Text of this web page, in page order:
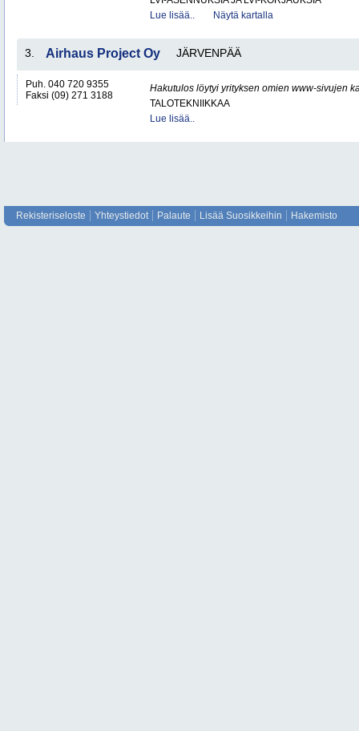
Lue lisää..
Näytä kartalla
3. Airhaus Project Oy JÄRVENPÄÄ
Puh. 040 720 9355
Faksi (09) 271 3188
Hakutulos löytyi yrityksen omien www-sivujen
TALOTEKNIIKKAA
Lue lisää..
Rekisteriseloste Yhteystiedot Palaute Lisää Suosikkeihin Hakemisto